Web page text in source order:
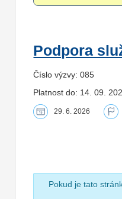
Podpora
Číslo výzvy: 085
Platnost do: 14. 09.
29. 6. 2026
Pokud je tato